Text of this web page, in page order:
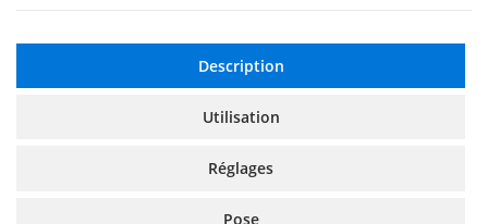
Description
Utilisation
Réglages
Pose